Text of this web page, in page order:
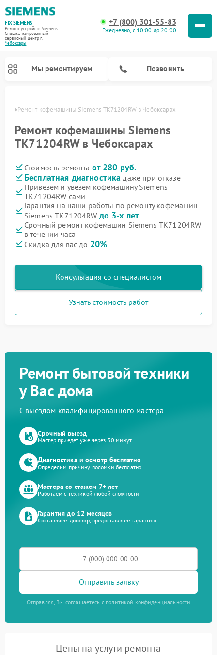
FIX-SIEMENS
Ремонт устройств Siemens
Специализированный
cервисный центр г.
Чебоксары
+7 (800) 301-55-83
Ежедневно, с 10:00 до 20:00
Мы ремонтируем Позвонить
Ремонт кофемашины Siemens TK71204RW в Чебоксарах
Ремонт кофемашины Siemens
TK71204RW в Чебоксарах
Стоимость ремонта от 280 руб.
Бесплатная диагностика даже при отказе
Привезем и увезем кофемашину Siemens
TK71204RW сами
Гарантия на наши работы по ремонту кофемашин
Siemens TK71204RW до 3-х лет
Срочный ремонт кофемашин Siemens TK71204RW
в течении часа
Скидка для вас до 20%
Консультация со специалистом
Узнать стоимость работ
Ремонт бытовой техники
у Вас дома
С выездом квалифицированного мастера
Срочный выезд
Мастер приедет уже через 30 минут
Диагностика и осмотр бесплатно
Определим причину поломки бесплатно
Мастера со стажем 7+ лет
Работаем с техникой любой сложности
Гарантия до 12 месяцев
Составляем договор, предоставляем гарантию
Отправить заявку
Отправляя, Вы соглашаетесь с политикой конфиденциальности
Цены на услуги ремонта